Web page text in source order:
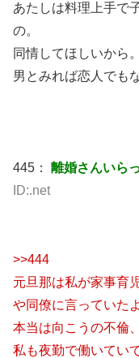
あたしは料理上手で
の。
同情してほしいから。
男とみれば恋人でも
445： 離婚さんいら
ID:.net
>>444
元旦那は私が家事育
や同僚に言っていたよ
本当は向こうの不倫
私も夜勤で働いてい